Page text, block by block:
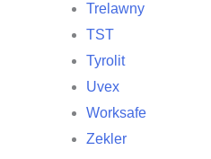
Trelawny
TST
Tyrolit
Uvex
Worksafe
Zekler